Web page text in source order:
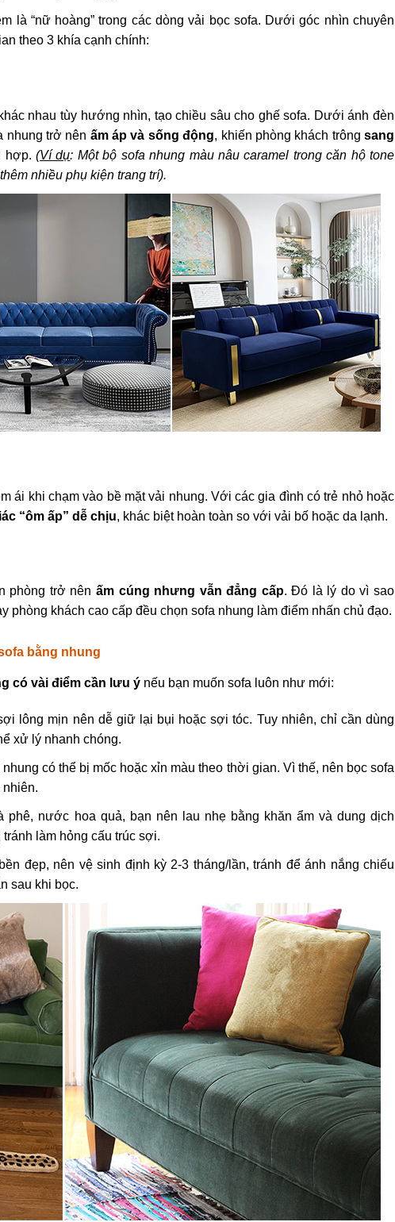
là “nữ hoàng” trong các dòng vải bọc sofa. Dưới góc nhìn chuyên
theo 3 khía cạnh chính:
nhau tùy hướng nhìn, tạo chiều sâu cho ghế sofa. Dưới ánh đèn
nhung trở nên ấm áp và sống động, khiến phòng khách trôngsang
hợp.(Ví dụ: Một bộ sofa nhung màu nâu caramel trong căn hộ tone
nhiều phụ kiện trang trí).
ái khi chạm vào bề mặt vải nhung. Với các gia đình có trẻ nhỏ hoặc
“ôm ấp” dễ chịu, khác biệt hoàn toàn so với vải bố hoặc da lạnh.
phòng trở nênấm cúng nhưng vẫn đẳng cấp. Đó là lý do vì sao
phòng khách cao cấp đều chọn sofa nhung làm điểm nhấn chủ đạo.
bằng nhung
có vài điểm cần lưu ý nếu bạn muốn sofa luôn như mới:
lông mịn nên dễ giữ lại bụi hoặc sợi tóc. Tuy nhiên, chỉ cần dùng
xử lý nhanh chóng.
có thể bị mốc hoặc xỉn màu theo thời gian. Vì thế, nên bọc sofa
phê, nước hoa quả, bạn nên lau nhẹ bằng khăn ẩm và dung dịch
làm hỏng cấu trúc sợi.
đẹp, nên vệ sinh định kỳ 2-3 tháng/lần, tránh để ánh nắng chiếu
sau khi bọc.